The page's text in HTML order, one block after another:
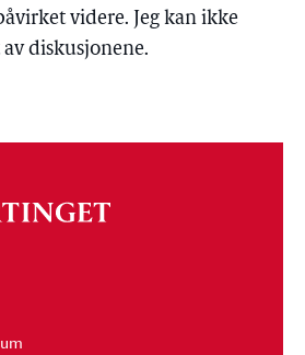
videre. Jeg kan ikke
diskusjonene.